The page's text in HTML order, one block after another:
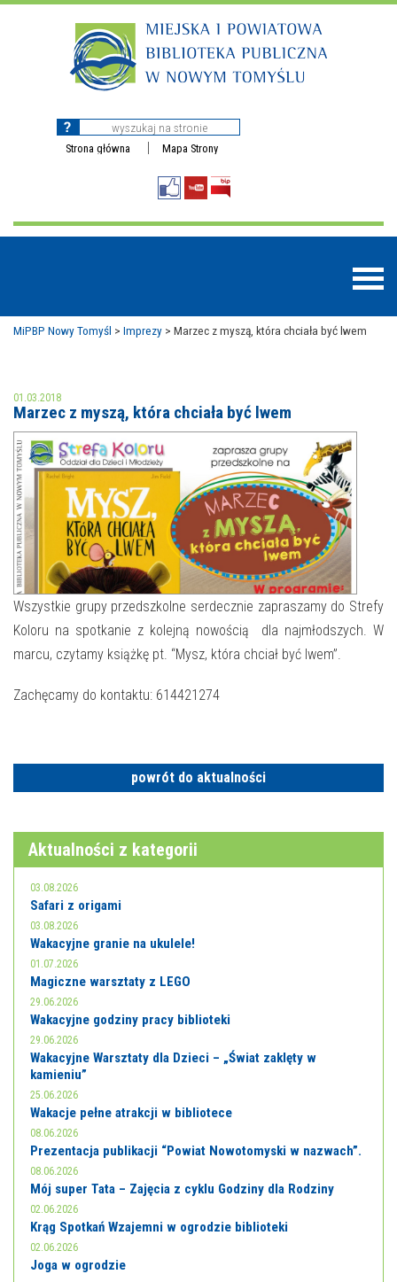
Strona główna Mapa Strony
MOJE KONTO
AKTUALNOŚCI
NAJBLIŻSZE WYDARZENIA
WYDARZENIA BIEŻĄCE
WYDARZYŁO SIĘ
NASZA OFERTA
STREFA WIEDZY O REGIONIE
STREFA KOLORU
FORMY STAŁE
NASZE FILIE
E-INFORMATOR
O NAS
MiPBP Nowy Tomyśl > Imprezy > Marzec z myszą, która chciała być lwem
01.03.2018
Marzec z myszą, która chciała być lwem
Wszystkie grupy przedszkolne serdecznie zapraszamy do Strefy
Koloru na spotkanie z kolejną nowością dla najmłodszych. W
marcu, czytamy książkę pt. “Mysz, która chciał być lwem”.
Zachęcamy do kontaktu: 614421274
powrót do aktualności
Aktualności z kategorii
03.08.2026
Safari z origami
03.08.2026
Wakacyjne granie na ukulele!
01.07.2026
Magiczne warsztaty z LEGO
29.06.2026
Wakacyjne godziny pracy biblioteki
29.06.2026
Wakacyjne Warsztaty dla Dzieci – „Świat zaklęty w
kamieniu”
25.06.2026
Wakacje pełne atrakcji w bibliotece
08.06.2026
Prezentacja publikacji “Powiat Nowotomyski w nazwach”.
08.06.2026
Mój super Tata – Zajęcia z cyklu Godziny dla Rodziny
02.06.2026
Krąg Spotkań Wzajemni w ogrodzie biblioteki
02.06.2026
Joga w ogrodzie